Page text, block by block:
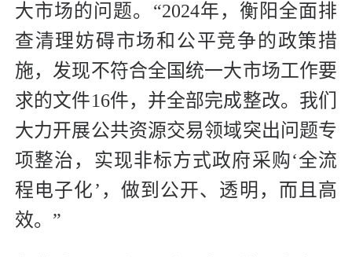
大市场的问题。“2024年，衡阳全面排
查清理妨碍市场和公平竞争的政策措
施，发现不符合全国统一大市场工作要
求的文件16件，并全部完成整改。我们
大力开展公共资源交易领域突出问题专
项整治，实现非标方式政府采购‘全流
程电子化’，做到公开、透明，而且高
效。”